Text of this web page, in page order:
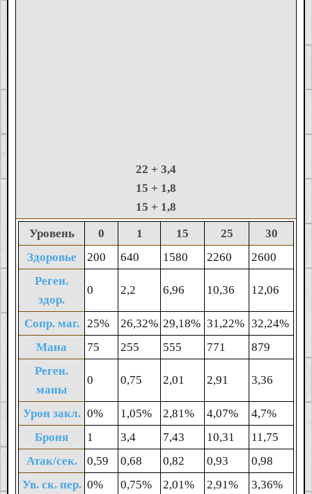
22 + 3,4
15 + 1,8
15 + 1,8
Уровень
0 1 15 25
30
Здоровье
200 640 1580 2260
2600
Реген.
здор.
0 2,2 6,96 10,36 12,06
Сопр. маг. 25% 26,32% 29,18% 31,22% 32,24%
Мана
75 255 555 771
879
Реген.
маны
0 0,75 2,01 2,91 3,36
Урон закл. 0% 1,05% 2,81% 4,07%
4,7%
Броня
1 3,4 7,43 10,31
11,75
Атак/сек.
0,59 0,68 0,82 0,93
0,98
Ув. ск. пер. 0% 0,75% 2,01% 2,91% 3,36%